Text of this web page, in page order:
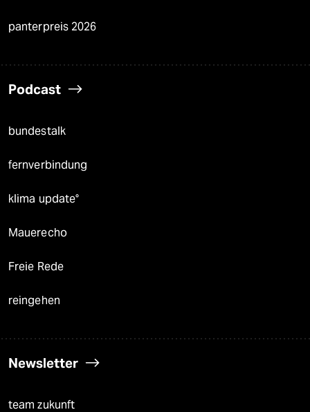
panterpreis 2026
Podcast
bundestalk
fernverbindung
klima update°
Mauerecho
Freie Rede
reingehen
Newsletter
team zukunft